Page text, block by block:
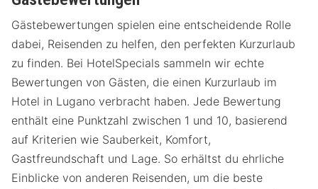
Gästebewertungen spielen eine entscheidende Rolle
dabei, Reisenden zu helfen, den perfekten Kurzurlaub
zu finden. Bei HotelSpecials sammeln wir echte
Bewertungen von Gästen, die einen Kurzurlaub im
Hotel in Lugano verbracht haben. Jede Bewertung
enthält eine Punktzahl zwischen 1 und 10, basierend
auf Kriterien wie Sauberkeit, Komfort,
Gastfreundschaft und Lage. So erhältst du ehrliche
Einblicke von anderen Reisenden, um die beste